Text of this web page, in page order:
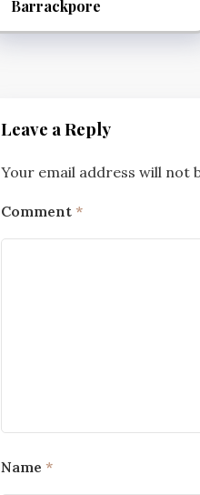
Barrackpore
Leave a Reply
Your email address will not
Comment *
Name *